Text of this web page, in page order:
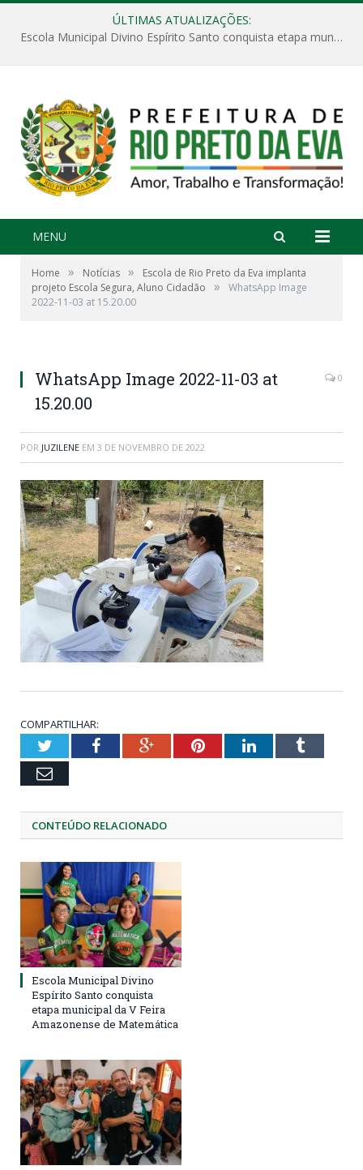
ÚLTIMAS ATUALIZAÇÕES:
Escola Municipal Divino Espírito Santo conquista etapa municipal da V Feira Amazonense de Matemática
MENU
Home » Notícias »
Escola de Rio Preto da Eva implanta
projeto Escola Segura, Aluno Cidadão
»
WhatsApp Image
2022-11-03 at 15.20.00
WhatsApp Image 2022-11-03 at
15.20.00
0
POR JUZILENE EM 3 DE NOVEMBRO DE 2022
COMPARTILHAR:
TwitterFacebookGoogle+PinterestLinkedInTumblr
Email
CONTEÚDO RELACIONADO
Escola Municipal Divino
Espírito Santo conquista
etapa municipal da V Feira
Amazonense de Matemática